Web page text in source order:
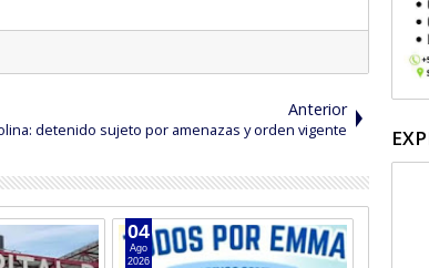
Anterior
detenido sujeto por amenazas y orden vigente
04
Ago
2026